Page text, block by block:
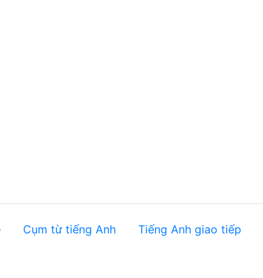
Cụm từ tiếng Anh Tiếng Anh giao tiếp